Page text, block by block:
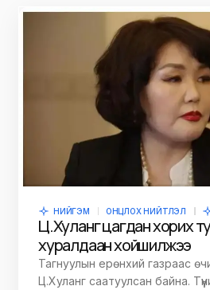
НИЙГЭМ ОНЦЛОХ НИЙТЛЭЛ
Ц.Хуланг цагдан хорих
хуралдаан хойшилжээ
Тагнуулын ерөнхий газраас
Ц.Хуланг саатуулсан байна.